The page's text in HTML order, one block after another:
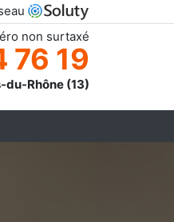
non surtaxé
76 19
du-Rhône (13)